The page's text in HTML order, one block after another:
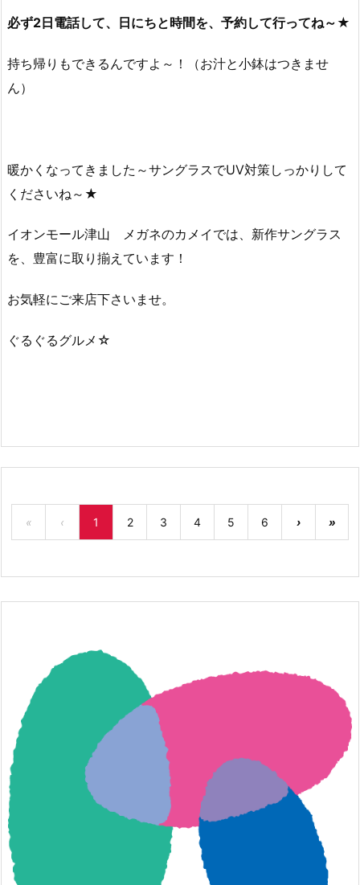
必ず2日電話して、日にちと時間を、予約して行ってね～★
持ち帰りもできるんですよ～！（お汁と小鉢はつきませ
ん）
暖かくなってきました～サングラスでUV対策しっかりして
くださいね～★
イオンモール津山 メガネのカメイでは、新作サングラス
を、豊富に取り揃えています！
お気軽にご来店下さいませ。
ぐるぐるグルメ☆
« ‹ 1 2 3 4 5 6 › »